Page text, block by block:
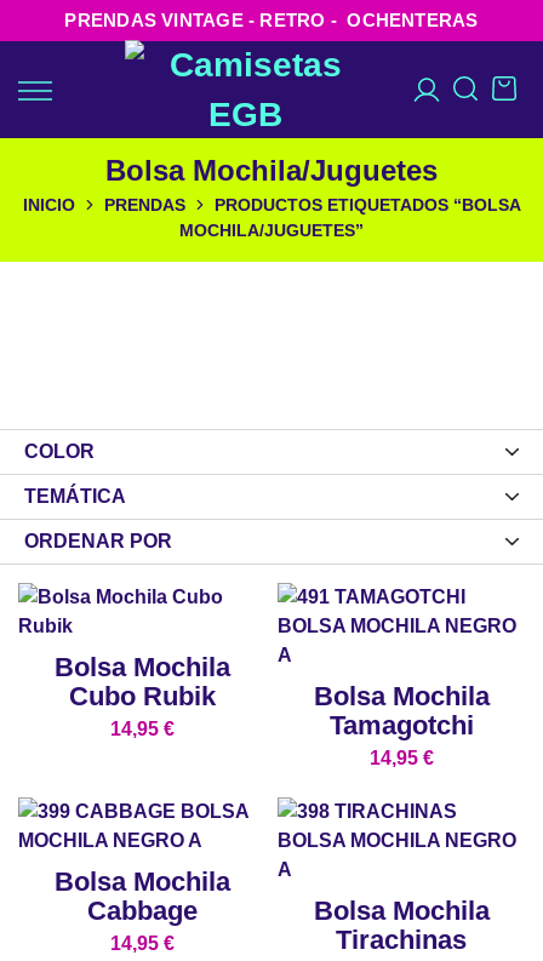
PRENDAS VINTAGE - RETRO - OCHENTERAS
INICIO PRENDAS
PRODUCTOS ETIQUETADOS “BOLSA
MOCHILA/JUGUETES”
Bolsa Mochila/Juguetes
COLOR
TEMÁTICA
ORDENAR POR
Bolsa Mochila
Cubo Rubik
14,95 €
Bolsa Mochila
Tamagotchi
14,95 €
Bolsa Mochila
Cabbage
14,95 €
Bolsa Mochila
Tirachinas